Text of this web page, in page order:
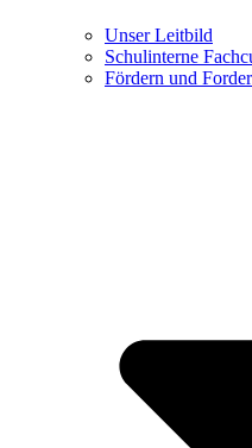
Unser Leitbild
Schulinterne
Fördern und